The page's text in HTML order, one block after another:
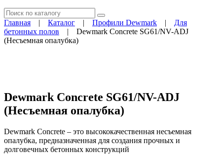
Поиск
Главная | Каталог | Профили Dewmark | Для
бетонных полов | Dewmark Concrete SG61/NV-ADJ
(Несъемная опалубка)
Dewmark Concrete SG61/NV-ADJ
(Несъемная опалубка)
Dewmark Concrete – это высококачественная несъемная
опалубка, предназначенная для создания прочных и
долговечных бетонных конструкций